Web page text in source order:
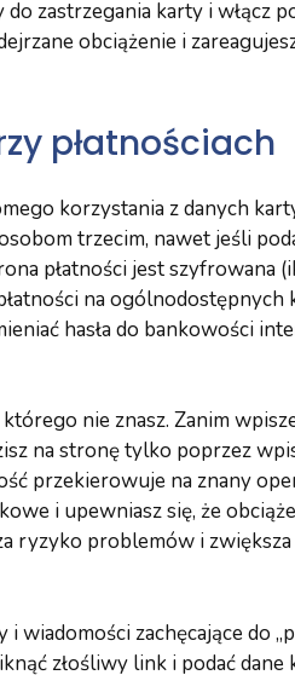
zastrzegania karty i włącz
obciążenie i
płatnościach
korzystania z danych
trzecim, nawet jeśli
płatności jest szyfrowana
na
hasła do bankowości
nie znasz. Zanim
na stronę tylko poprzez
przekierowuje na znany
i upewniasz się, że
ryzyko problemów i
wiadomości zachęcające do
złośliwy link i podać